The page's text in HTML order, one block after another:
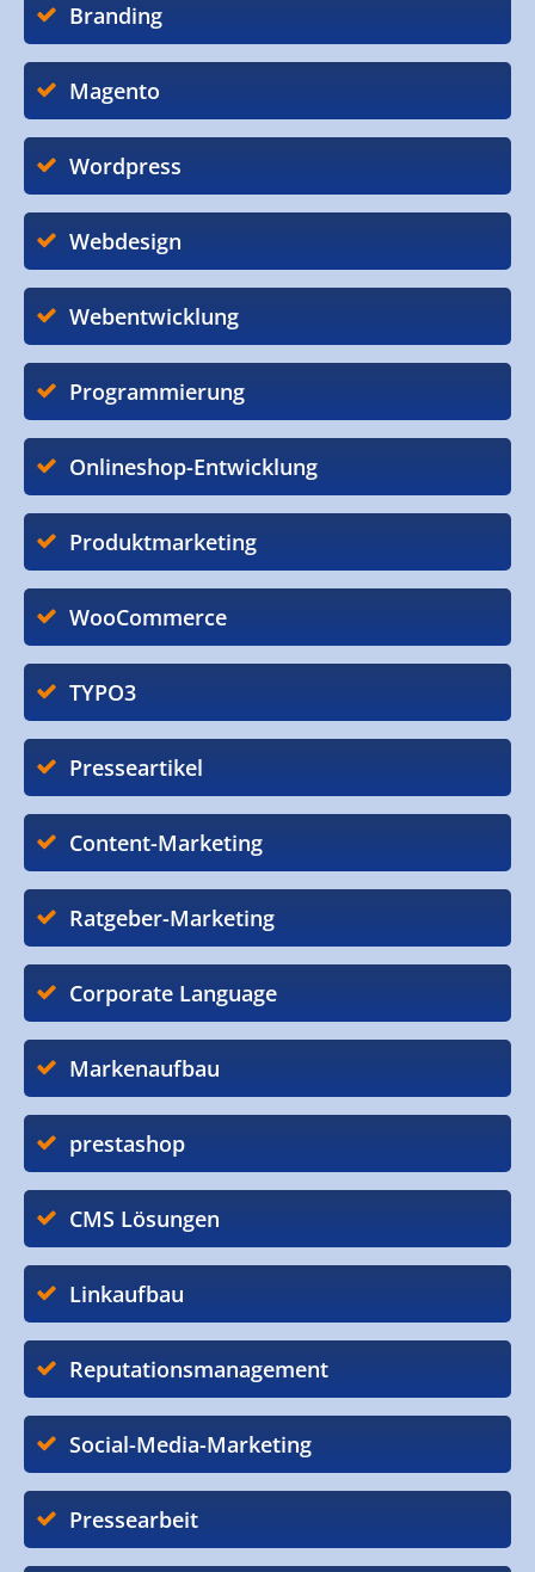
Branding
Magento
Wordpress
Webdesign
Webentwicklung
Programmierung
Onlineshop-Entwicklung
Produktmarketing
WooCommerce
TYPO3
Presseartikel
Content-Marketing
Ratgeber-Marketing
Corporate Language
Markenaufbau
prestashop
CMS Lösungen
Linkaufbau
Reputationsmanagement
Social-Media-Marketing
Pressearbeit